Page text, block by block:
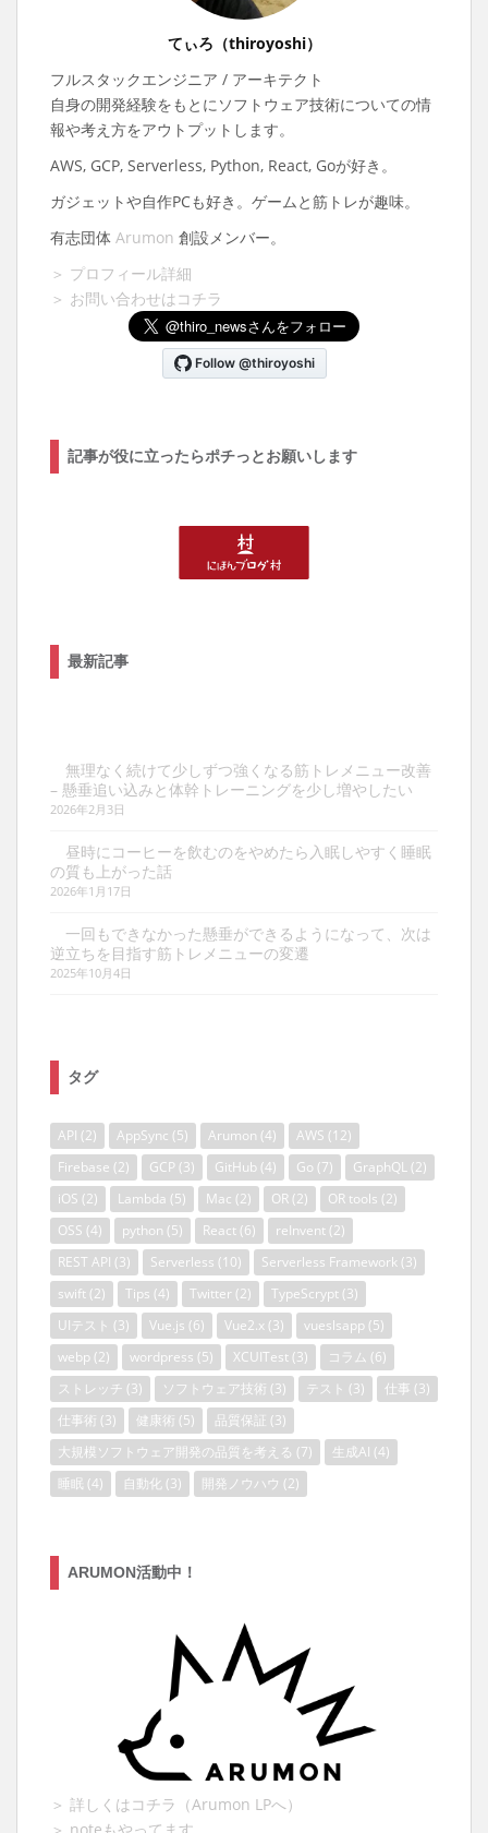
てぃろ（thiroyoshi）
フルスタックエンジニア / アーキテクト
自身の開発経験をもとにソフトウェア技術についての情
報や考え方をアウトプットします。
AWS, GCP, Serverless, Python, React, Goが好き。
ガジェットや自作PCも好き。ゲームと筋トレが趣味。
有志団体 Arumon 創設メンバー。
＞ プロフィール詳細
＞ お問い合わせはコチラ
記事が役に立ったらポチっとお願いします
最新記事
無理なく続けて少しずつ強くなる筋トレメニュー改善
– 懸垂追い込みと体幹トレーニングを少し増やしたい
2026年2月3日
昼時にコーヒーを飲むのをやめたら入眠しやすく睡眠
の質も上がった話
2026年1月17日
一回もできなかった懸垂ができるようになって、次は
逆立ちを目指す筋トレメニューの変遷
2025年10月4日
タグ
API (2) AppSync (5) Arumon (4) AWS (12)
Firebase (2) GCP (3) GitHub (4) Go (7) GraphQL (2)
iOS (2) Lambda (5) Mac (2) OR (2) OR tools (2)
OSS (4) python (5) React (6) reInvent (2)
REST API (3) Serverless (10) Serverless Framework (3)
swift (2) Tips (4) Twitter (2) TypeScrypt (3)
UIテスト (3) Vue.js (6) Vue2.x (3) vueslsapp (5)
webp (2) wordpress (5) XCUITest (3) コラム (6)
ストレッチ (3) ソフトウェア技術 (3) テスト (3) 仕事 (3)
仕事術 (3) 健康術 (5) 品質保証 (3)
大規模ソフトウェア開発の品質を考える (7) 生成AI (4)
睡眠 (4) 自動化 (3) 開発ノウハウ (2)
ARUMON活動中！
＞ 詳しくはコチラ（Arumon LPへ）
＞ noteもやってます